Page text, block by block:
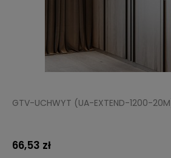
GTV-UCHWYT (UA-EXTEND-1200-
66,53 zł